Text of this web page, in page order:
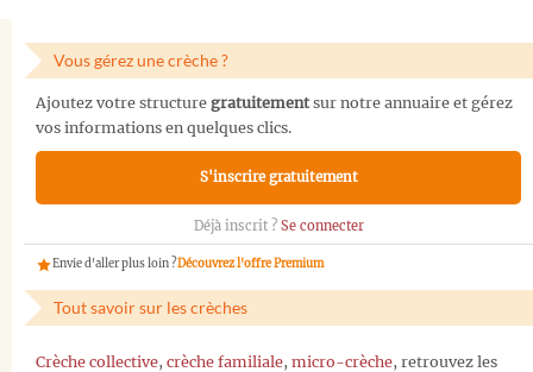
Vous gérez une crèche ?
Ajoutez votre structure gratuitementsur notre annuaire et gérez
vos informations en quelques clics.
S'inscrire gratuitement
Déjà inscrit ? Se connecter
Envie d'aller plus loin ?Découvrez l'offre Premium
Tout savoir sur les crèches
Crèche collective, crèche familiale, micro-crèche, retrouvez les